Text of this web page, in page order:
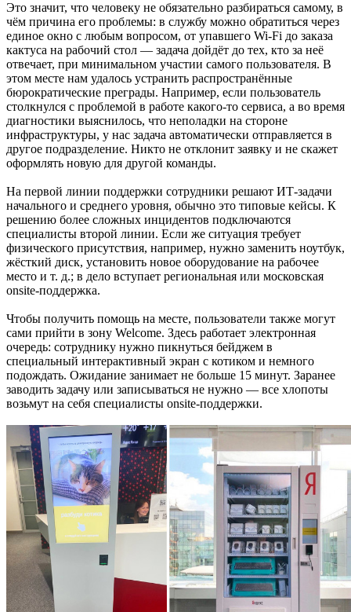
Это значит, что человеку не обязательно разбираться самому, в
чём причина его проблемы: в службу можно обратиться через
единое окно с любым вопросом, от упавшего Wi-Fi до заказа
кактуса на рабочий стол — задача дойдёт до тех, кто за неё
отвечает, при минимальном участии самого пользователя. В
этом месте нам удалось устранить распространённые
бюрократические преграды. Например, если пользователь
столкнулся с проблемой в работе какого-то сервиса, а во время
диагностики выяснилось, что неполадки на стороне
инфраструктуры, у нас задача автоматически отправляется в
другое подразделение. Никто не отклонит заявку и не скажет
оформлять новую для другой команды.
На первой линии поддержки сотрудники решают ИТ-задачи
начального и среднего уровня, обычно это типовые кейсы. К
решению более сложных инцидентов подключаются
специалисты второй линии. Если же ситуация требует
физического присутствия, например, нужно заменить ноутбук,
жёсткий диск, установить новое оборудование на рабочее
место и т. д.; в дело вступает региональная или московская
onsite-поддержка.
Чтобы получить помощь на месте, пользователи также могут
сами прийти в зону Welcome. Здесь работает электронная
очередь: сотруднику нужно пикнуться бейджем в
специальный интерактивный экран с котиком и немного
подождать. Ожидание занимает не больше 15 минут. Заранее
заводить задачу или записываться не нужно — все хлопоты
возьмут на себя специалисты onsite-поддержки.